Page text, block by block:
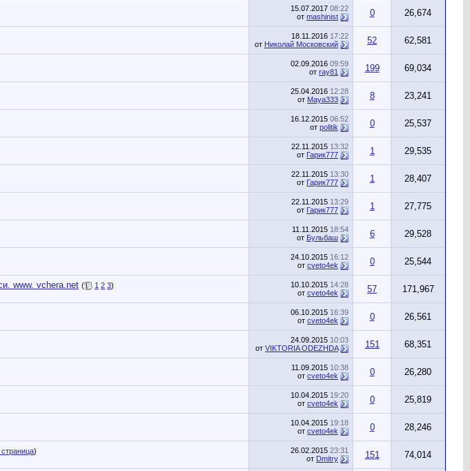
15.07.2017 08:22
от mashinist 0 26,674
18.11.2016 17:22
от Николай Московский 52 62,581
02.09.2016 09:59
от ray81 199 69,034
25.04.2016 12:28
от Maya333 8 23,241
16.12.2015 06:52
от politik 0 25,537
22.11.2015 13:32
от Гарик777 1 29,535
22.11.2015 13:30
от Гарик777 1 28,407
22.11.2015 13:29
от Гарик777 1 27,775
11.11.2015 18:54
от Бульбаш 6 29,528
24.10.2015 16:12
от cveto4ek 0 25,544
www. vchera.net ( 1 2 3)
10.10.2015 14:28
от cveto4ek 57 171,967
06.10.2015 16:39
от cveto4ek 0 26,561
24.09.2015 10:03
от VIKTORIA ODEZHDA 151 68,351
11.09.2015 10:38
от cveto4ek 0 26,280
10.04.2015 19:20
от cveto4ek 0 25,819
10.04.2015 19:18
от cveto4ek 0 28,246
)
26.02.2015 23:31
от Dmitry 151 74,014